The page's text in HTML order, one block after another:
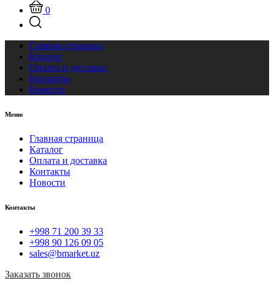
0
Главная страница
Каталог
Оплата и доставка
Контакты
Новости
Меню
Главная страница
Каталог
Оплата и доставка
Контакты
Новости
Контакты
+998 71 200 39 33
+998 90 126 09 05
sales@bmarket.uz
Заказать звонок